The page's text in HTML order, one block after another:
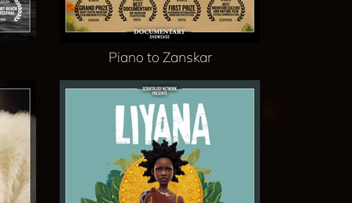
Piano to Zanskar